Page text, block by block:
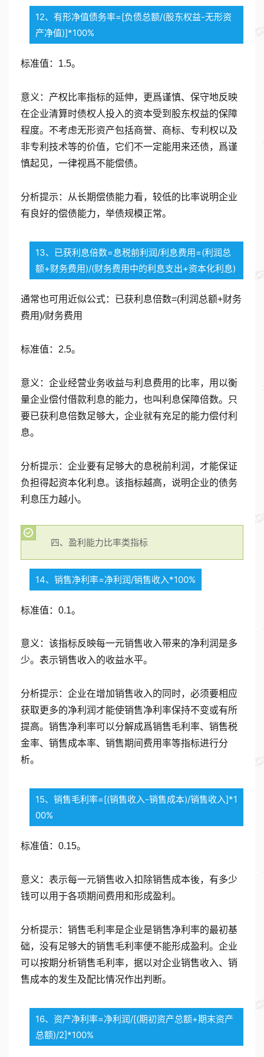
12、有形净值债务率=[负债总额/(股东权益-无形资
产净值)]*100%
标准值：1.5。
意义：产权比率指标的延伸，更爲谨慎、保守地反映
在企业清算时债权人投入的资本受到股东权益的保障
程度。不考虑无形资产包括商誉、商标、专利权以及
非专利技术等的价值，它们不一定能用来还债，爲谨
慎起见，一律视爲不能偿债。
分析提示：从长期偿债能力看，较低的比率说明企业
有良好的偿债能力，举债规模正常。
13、已获利息倍数=息税前利润/利息费用=(利润总
额+财务费用)/(财务费用中的利息支出+资本化利息)
通常也可用近似公式：已获利息倍数=(利润总额+财务
费用)/财务费用
标准值：2.5。
意义：企业经营业务收益与利息费用的比率，用以衡
量企业偿付借款利息的能力，也叫利息保障倍数。只
要已获利息倍数足够大，企业就有充足的能力偿付利
息。
分析提示：企业要有足够大的息税前利润，才能保证
负担得起资本化利息。该指标越高，说明企业的债务
利息压力越小。
四、盈利能力比率类指标
14、销售净利率=净利润/销售收入*100%
标准值：0.1。
意义：该指标反映每一元销售收入带来的净利润是多
少。表示销售收入的收益水平。
分析提示：企业在增加销售收入的同时，必须要相应
获取更多的净利润才能使销售净利率保持不变或有所
提高。销售净利率可以分解成爲销售毛利率、销售税
金率、销售成本率、销售期间费用率等指标进行分
析。
15、销售毛利率=[(销售收入-销售成本)/销售收入]*1
00%
标准值：0.15。
意义：表示每一元销售收入扣除销售成本後，有多少
钱可以用于各项期间费用和形成盈利。
分析提示：销售毛利率是企业是销售净利率的最初基
础，没有足够大的销售毛利率便不能形成盈利。企业
可以按期分析销售毛利率，据以对企业销售收入、销
售成本的发生及配比情况作出判断。
16、资产净利率=净利润/[(期初资产总额+期末资产
总额)/2]*100%